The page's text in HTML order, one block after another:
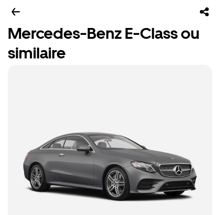
Mercedes-Benz E-Class ou
similaire